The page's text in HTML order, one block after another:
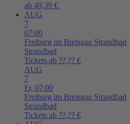
ab 49,39 €
AUG
7
07:00
Freiburg im Breisgau Strandbad
Strandbad
Tickets ab ??,?? €
AUG
7
Fr, 07:00
Freiburg im Breisgau Strandbad
Strandbad
Tickets ab ??,?? €